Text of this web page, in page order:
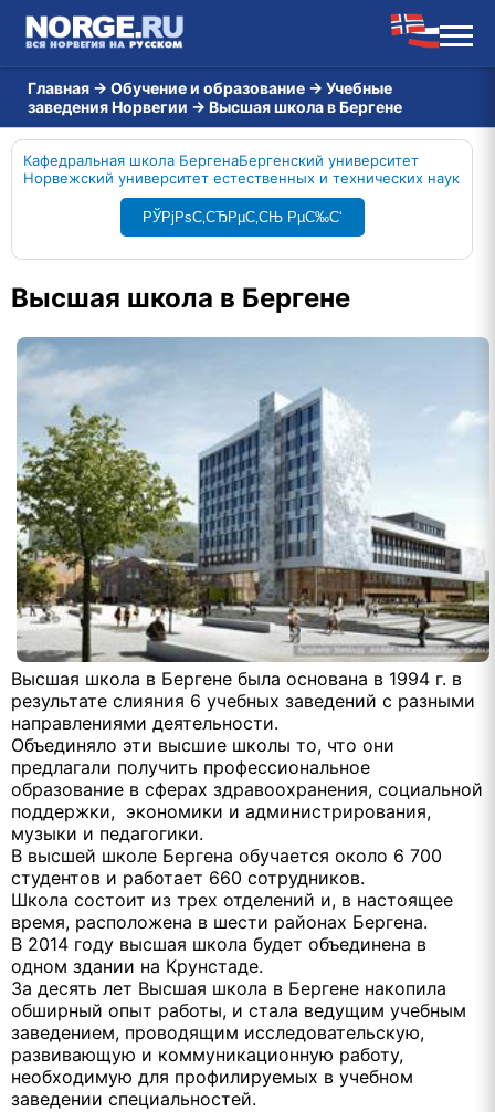
Главная → Обучение и образование → Учебные
заведения Норвегии → Высшая школа в Бергене
Кафедральная школа БергенаБергенский университет
Норвежский университет естественных и технических наук
РЎРјРѕС‚СЂРµС‚СЊ РµС‰С‘
Высшая школа в Бергене
Высшая школа в Бергене была основана в 1994 г. в
результате слияния 6 учебных заведений с разными
направлениями деятельности.
Объединяло эти высшие школы то, что они
предлагали получить профессиональное
образование в сферах здравоохранения, социальной
поддержки, экономики и администрирования,
музыки и педагогики.
В высшей школе Бергена обучается около 6 700
студентов и работает 660 сотрудников.
Школа состоит из трех отделений и, в настоящее
время, расположена в шести районах Бергена.
В 2014 году высшая школа будет объединена в
одном здании на Крунстаде.
За десять лет Высшая школа в Бергене накопила
обширный опыт работы, и стала ведущим учебным
заведением, проводящим исследовательскую,
развивающую и коммуникационную работу,
необходимую для профилируемых в учебном
заведении специальностей.